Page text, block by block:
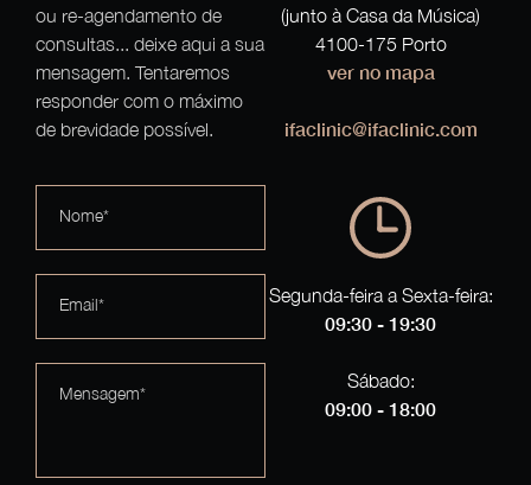
ou re-agendamento de
consultas... deixe aqui a sua
mensagem. Tentaremos
responder com o máximo
de brevidade possível.
Nome*
Email*
Mensagem*
(junto à Casa da Música)
4100-175 Porto
ver no mapa
ifaclinic@ifaclinic.com
Segunda-feira a Sexta-feira:
09:30 - 19:30
Sábado:
09:00 - 18:00